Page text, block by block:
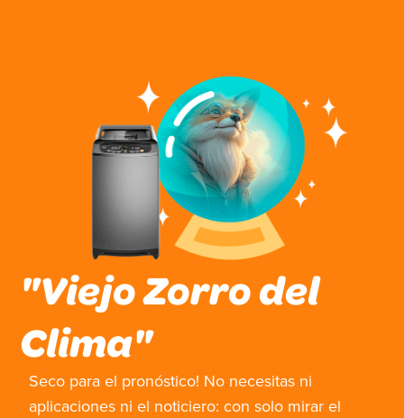
"Viejo Zorro del
Clima"
Seco para el pronóstico! No necesitas ni
aplicaciones ni el noticiero: con solo mirar el